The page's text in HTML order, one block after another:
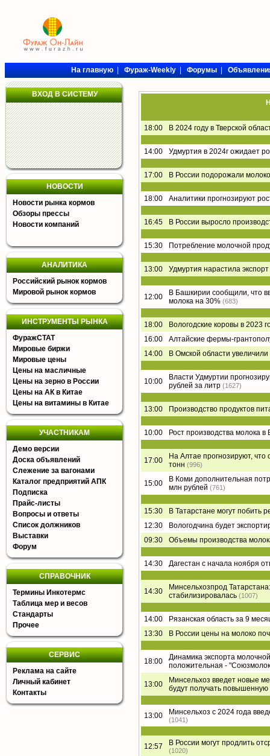
На главную|Фураж-Weekly|Форумы|
ВХОД В СИСТЕМУ
НОВОСТИ
Новости рынка кормов
Обзоры прессы
Новости компаний
АНАЛИТИКА
Российский рынок кормов
Мировой рынок кормов
ИНСТРУМЕНТЫ РЫНКА
ФуражСТАТ
Мировые биржи
Мировые цены
Цены на масличные
Цены на зерно в России
Цены на АК в Китае
Цены на витамины в Китае
УЧАСТНИКАМ
Демо версии
Доска объявлений
Слежение за вагонами
Каталог предприятий АПК
Подписка
Прайс-листы
Вопросы и ответы
Список должников
Выставки
Форум
СПРАВОЧНИК
Термины Инкотермс
Таблица мер и весов
Стандарты
Прочее
СЕРВИС
Реклама на сайте
Личный кабинет
Контакты
18:00 В 2024 году в Тверской
14:00 Удмуртия в 2024г ожидает
17:00 В России подорожали
18:00 Аналитики прогнозируют
16:45 В России выросло
15:30 Потребление молочной
13:00 Удмуртия нарастила
12:00
В Башкирии сообщили, что
молока на 30% (683)
18:00
Вологодские коровы в 2023
16:00
Алтайские фермы-
14:00
В Омской области
10:00
Власти Удмуртии
рублей за литр (1627)
13:00 Производство продуктов
10:00 Рост производства молока
17:00
На Алтае прогнозируют,
тонн (996)
15:00
В Коми дополнительная
млн рублей (761)
15:30
В Татарстане могут побить
12:30
Вологодчина будет
09:30
Объемы производства
14:30 Дагестан с начала ноября
14:30
Минсельхозпрод
стабилизировалась (1007)
14:00
Рязанская область за 9
13:30
В России цены на молоко
18:00
Динамика экспорта
положительная -
13:00
Минсельхоз введет новые
будут получать
13:00 Минсельхоз с 2024 года
(1041)
12:57 В России могут продлить
(1020)